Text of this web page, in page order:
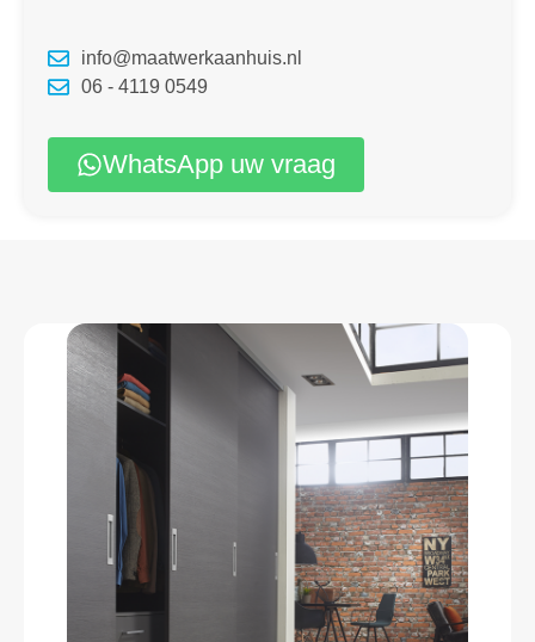
info@maatwerkaanhuis.nl
06 - 4119 0549
WhatsApp uw vraag